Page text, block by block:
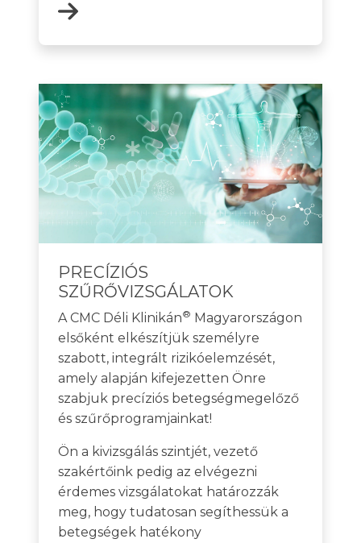
PRECÍZIÓS
SZŰRŐVIZSGÁLATOK
A CMC Déli Klinikán® Magyarországon
elsőként elkészítjük személyre
szabott, integrált rizikóelemzését,
amely alapján kifejezetten Önre
szabjuk precíziós betegségmegelőző
és szűrőprogramjainkat!
Ön a kivizsgálás szintjét, vezető
szakértőink pedig az elvégezni
érdemes vizsgálatokat határozzák
meg, hogy tudatosan segíthessük a
betegségek hatékony